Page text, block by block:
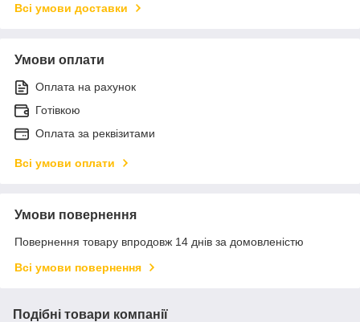
Всі умови доставки
Умови оплати
Оплата на рахунок
Готівкою
Оплата за реквізитами
Всі умови оплати
Умови повернення
Повернення товару впродовж 14 днів за домовленістю
Всі умови повернення
Подібні товари компанії